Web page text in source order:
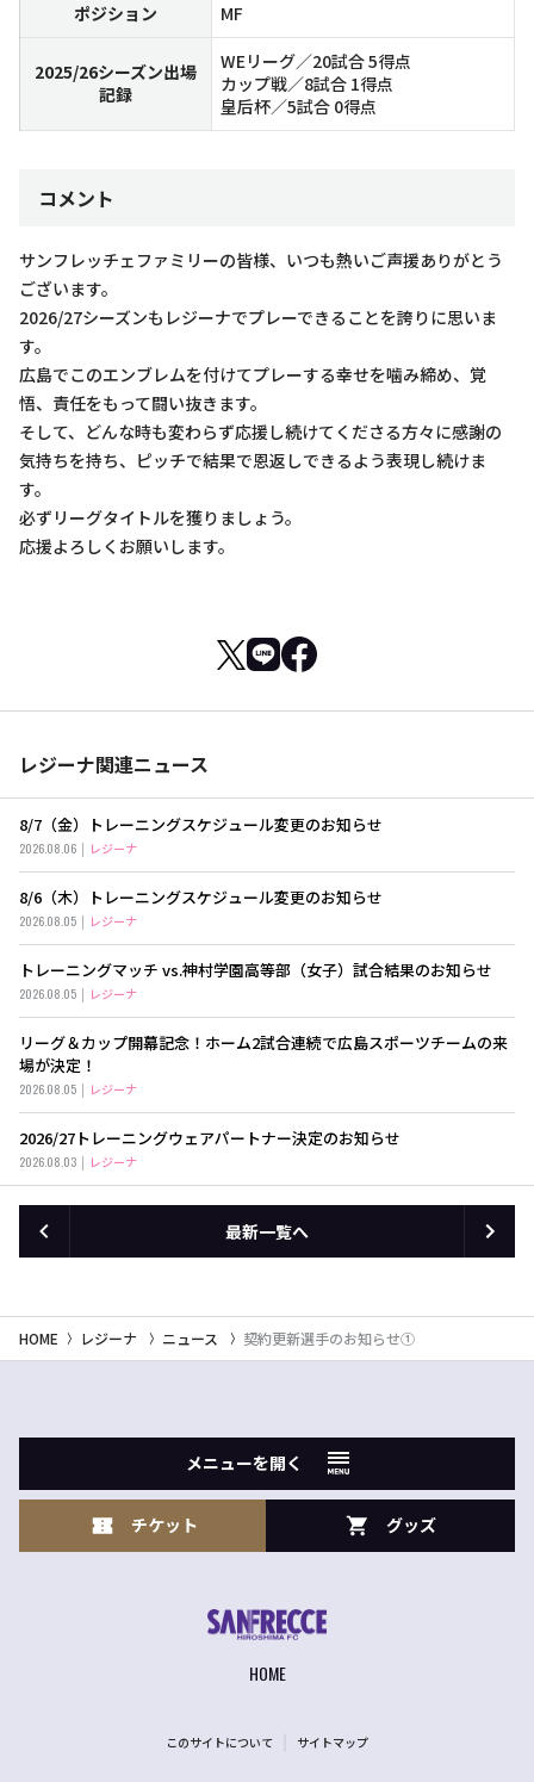
ポジション
MF
2025/26シーズン出場
記録
WEリーグ／20試合 5得点
カップ戦／8試合 1得点
皇后杯／5試合 0得点
コメント
サンフレッチェファミリーの皆様、いつも熱いご声援ありがとう
ございます。
2026/27シーズンもレジーナでプレーできることを誇りに思いま
す。
広島でこのエンブレムを付けてプレーする幸せを噛み締め、覚
悟、責任をもって闘い抜きます。
そして、どんな時も変わらず応援し続けてくださる方々に感謝の
気持ちを持ち、ピッチで結果で恩返しできるよう表現し続けま
す。
必ずリーグタイトルを獲りましょう。
応援よろしくお願いします。
レジーナ関連ニュース
8/7（金）トレーニングスケジュール変更のお知らせ
2026.08.06 レジーナ
8/6（木）トレーニングスケジュール変更のお知らせ
2026.08.05 レジーナ
トレーニングマッチ vs.神村学園高等部（女子）試合結果のお知らせ
2026.08.05 レジーナ
リーグ＆カップ開幕記念！ホーム2試合連続で広島スポーツチームの来
場が決定！
2026.08.05 レジーナ
2026/27トレーニングウェアパートナー決定のお知らせ
2026.08.03 レジーナ
最新一覧へ
HOME レジーナ ニュース 契約更新選手のお知らせ①
メニューを開く
チケット グッズ
HOME
このサイトについて サイトマップ